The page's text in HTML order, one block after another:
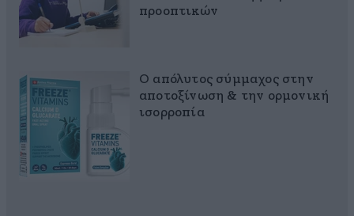
προοπτικών
Ο απόλυτος σύμμαχος στην
αποτοξίνωση & την ορμονική
ισορροπία